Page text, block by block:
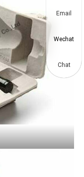
Email
Wechat
Chat